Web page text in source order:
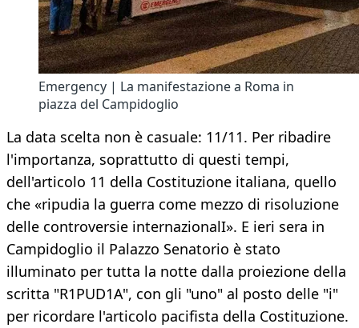
Emergency | La manifestazione a Roma in
piazza del Campidoglio
La data scelta non è casuale: 11/11. Per ribadire
l'importanza, soprattutto di questi tempi,
dell'articolo 11 della Costituzione italiana, quello
che «ripudia la guerra come mezzo di risoluzione
delle controversie internazionalI». E ieri sera in
Campidoglio il Palazzo Senatorio è stato
illuminato per tutta la notte dalla proiezione della
scritta "R1PUD1A", con gli "uno" al posto delle "i"
per ricordare l'articolo pacifista della Costituzione.